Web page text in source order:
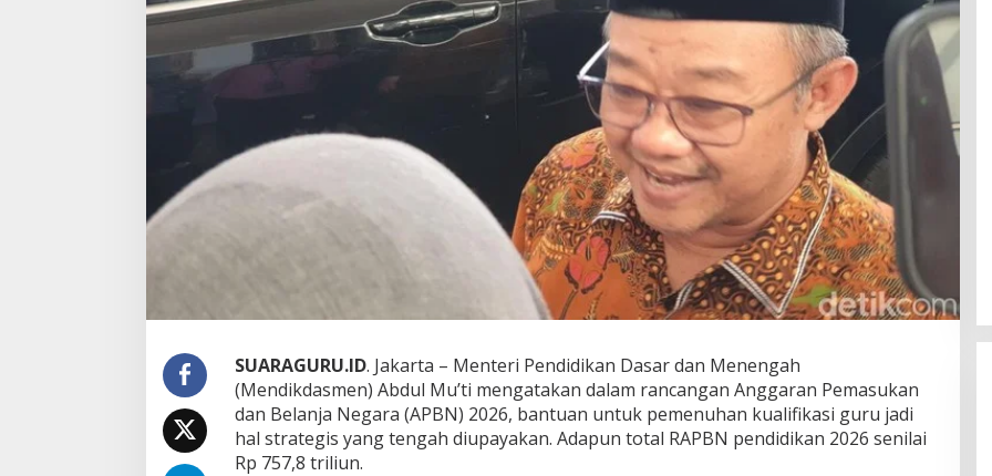
a
t
s
u
r
u
L
SUARAGURU.ID. Jakarta – Menteri Pendidikan Dasar dan Menengah
(Mendikdasmen) Abdul Mu’ti mengatakan dalam rancangan Anggaran Pemasukan
dan Belanja Negara (APBN) 2026, bantuan untuk pemenuhan kualifikasi guru jadi
hal strategis yang tengah diupayakan. Adapun total RAPBN pendidikan 2026 senilai
Rp 757,8 triliun.